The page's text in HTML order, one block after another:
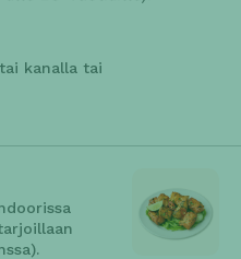
kanalla tai